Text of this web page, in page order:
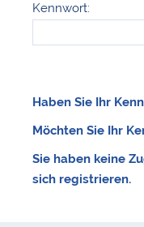
Kennwort:
Haben Sie Ihr
Möchten Sie Ihr
Sie haben keine
sich registrieren.